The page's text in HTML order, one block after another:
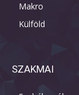
Makro
Külföld
SZAKMAI